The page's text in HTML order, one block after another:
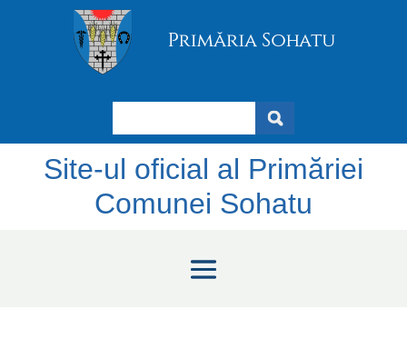
Site-ul oficial al Primăriei
Comunei Sohatu